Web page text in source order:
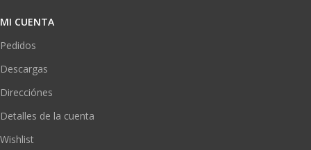
MI CUENTA
Pedidos
Descargas
Direcciónes
Detalles de la cuenta
Wishlist